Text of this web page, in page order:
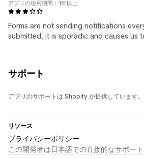
Forms are not sending notifications
submitted, it is sporadic and causes us
アプリの使用期間：1年以上
サポート
アプリのサポートは Shopify が提供しています。
リソース
プライバシーポリシー
この開発者は日本語での直接的なサポート